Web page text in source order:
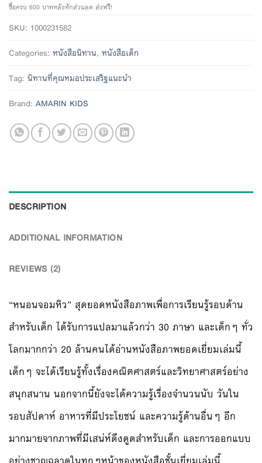
ซื้อครบ 600 บาทหลังหักส่วนลด ส่งฟรี!
SKU: 1000231582
Categories: หนังสือนิทาน, หนังสือเด็ก
Tag: นิทานที่คุณหมอประเสริฐแนะนำ
Brand: AMARIN KIDS
DESCRIPTION
ADDITIONAL INFORMATION
REVIEWS (2)
“หนอนจอมหิว” สุดยอดหนังสือภาพเพื่อการเรียนรู้รอบด้าน
สำหรับเด็ก ได้รับการแปลมาแล้วกว่า 30 ภาษา และเด็กๆ ทั่ว
โลกมากกว่า 20 ล้านคนได้อ่านหนังสือภาพยอดเยี่ยมเล่มนี้
เด็กๆ จะได้เรียนรู้ทั้งเรื่องคณิตศาสตร์และวิทยาศาสตร์อย่าง
สนุกสนาน นอกจากนี้ยังจะได้ความรู้เรื่องจำนวนนับ วันใน
รอบสัปดาห์ อาหารที่มีประโยชน์ และความรู้ด้านอื่นๆ อีก
มากมายจากภาพที่มีเสน่ห์ดึงดูดสำหรับเด็ก และการออกแบบ